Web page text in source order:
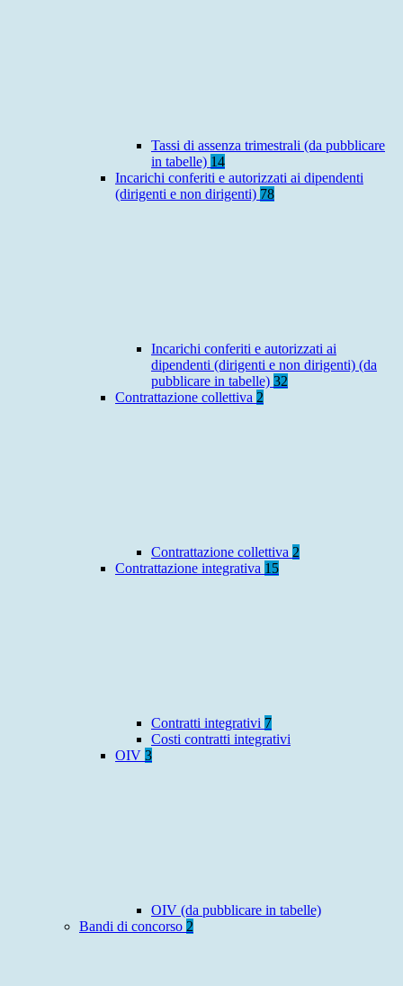
Tassi di assenza trimestrali (da pubblicare
in tabelle) 14
Incarichi conferiti e autorizzati ai dipendenti
(dirigenti e non dirigenti) 78
Incarichi conferiti e autorizzati ai
dipendenti (dirigenti e non dirigenti) (da
pubblicare in tabelle) 32
Contrattazione collettiva 2
Contrattazione collettiva 2
Contrattazione integrativa 15
Contratti integrativi 7
Costi contratti integrativi
OIV 3
OIV (da pubblicare in tabelle)
Bandi di concorso 2